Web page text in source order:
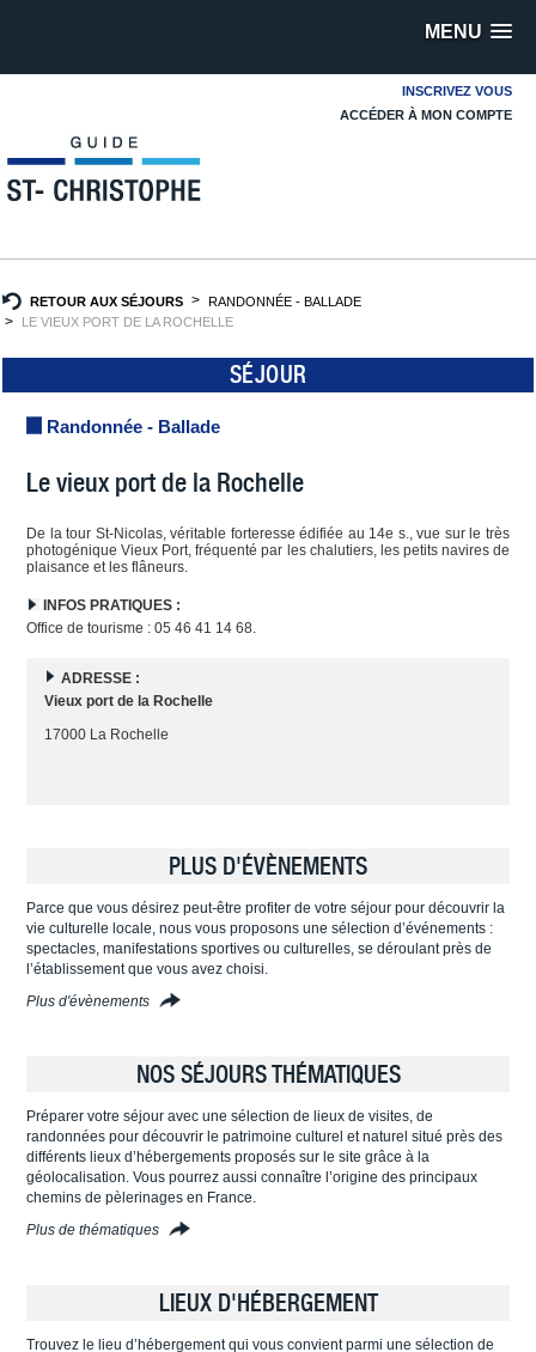
MENU
INSCRIVEZ VOUS
ACCÉDER À MON COMPTE
RETOUR AUX SÉJOURS
RANDONNÉE - BALLADE
LE VIEUX PORT DE LA ROCHELLE
SÉJOUR
Randonnée - Ballade
Le vieux port de la Rochelle
De la tour St-Nicolas, véritable forteresse édifiée au 14e s., vue sur le très
photogénique Vieux Port, fréquenté par les chalutiers, les petits navires de
plaisance et les flâneurs.
INFOS PRATIQUES :
Office de tourisme : 05 46 41 14 68.
ADRESSE :
Vieux port de la Rochelle
17000 La Rochelle
PLUS D'ÉVÈNEMENTS
Parce que vous désirez peut-être profiter de votre séjour pour découvrir la
vie culturelle locale, nous vous proposons une sélection d’événements :
spectacles, manifestations sportives ou culturelles, se déroulant près de
l’établissement que vous avez choisi.
Plus d'évènements
NOS SÉJOURS THÉMATIQUES
Préparer votre séjour avec une sélection de lieux de visites, de
randonnées pour découvrir le patrimoine culturel et naturel situé près des
différents lieux d’hébergements proposés sur le site grâce à la
géolocalisation. Vous pourrez aussi connaître l’origine des principaux
chemins de pèlerinages en France.
Plus de thématiques
LIEUX D'HÉBERGEMENT
Trouvez le lieu d’hébergement qui vous convient parmi une sélection de